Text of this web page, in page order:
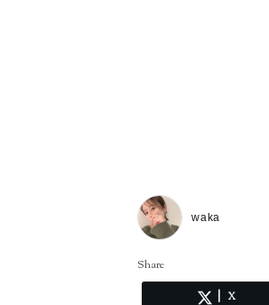
waka
Share
X